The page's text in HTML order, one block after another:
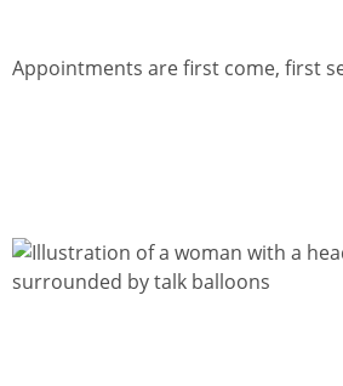
Appointments are first come, first